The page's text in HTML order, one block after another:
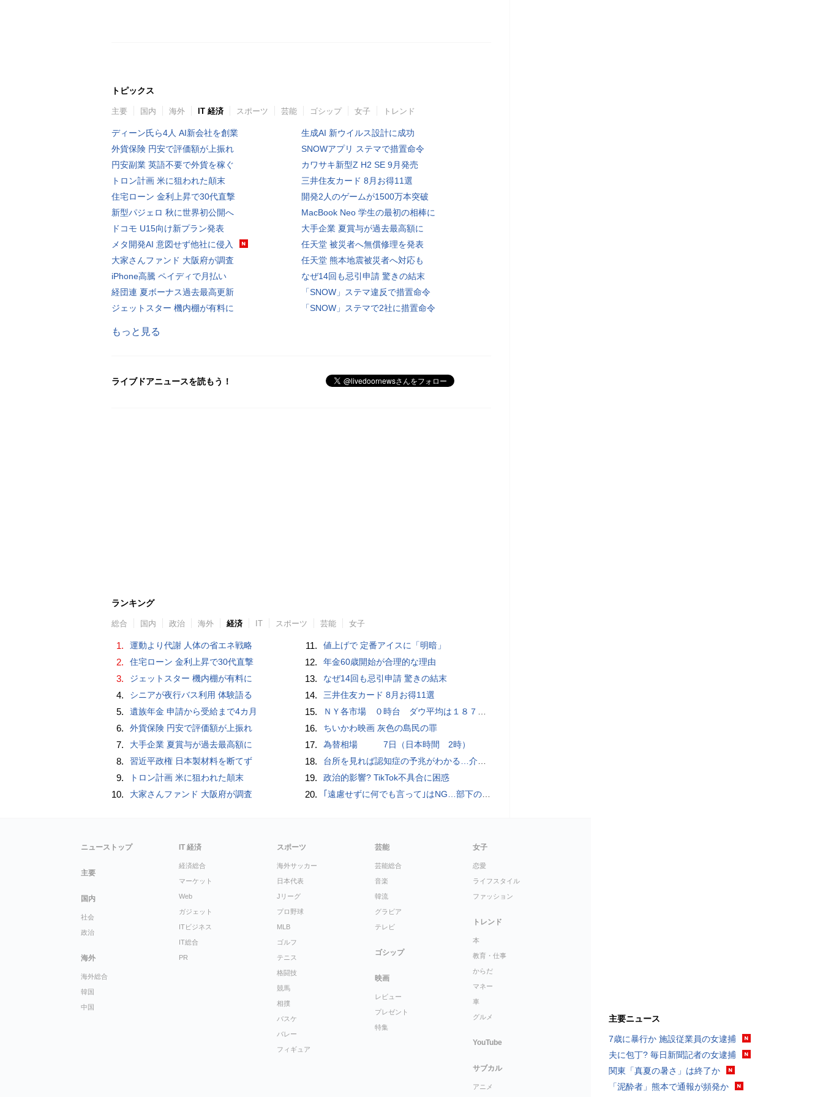
トピックス
主要 国内 海外 IT 経済 スポーツ 芸能 ゴシップ 女子 トレンド
ディーン氏ら4人 AI新会社を創業
外貨保険 円安で評価額が上振れ
円安副業 英語不要で外貨を稼ぐ
トロン計画 米に狙われた顛末
住宅ローン 金利上昇で30代直撃
新型パジェロ 秋に世界初公開へ
ドコモ U15向け新プラン発表
メタ開発AI 意図せず他社に侵入
大家さんファンド 大阪府が調査
iPhone高騰 ペイディで月払い
経団連 夏ボーナス過去最高更新
ジェットスター 機内棚が有料に
生成AI 新ウイルス設計に成功
SNOWアプリ ステマで措置命令
カワサキ新型Z H2 SE 9月発売
三井住友カード 8月お得11選
開発2人のゲームが1500万本突破
MacBook Neo 学生の最初の相棒に
大手企業 夏賞与が過去最高額に
任天堂 被災者へ無償修理を発表
任天堂 熊本地震被災者へ対応も
なぜ14回も忌引申請 驚きの結末
「SNOW」ステマ違反で措置命令
「SNOW」ステマで2社に措置命令
もっと見る
ライブドアニュースを読もう！
ランキング
総合 国内 政治 海外 経済 IT スポーツ 芸能 女子
1. 運動より代謝 人体の省エネ戦略
2. 住宅ローン 金利上昇で30代直撃
3. ジェットスター 機内棚が有料に
4. シニアが夜行バス利用 体験語る
5. 遺族年金 申請から受給まで4カ月
6. 外貨保険 円安で評価額が上振れ
7. 大手企業 夏賞与が過去最高額に
8. 習近平政権 日本製材料を断てず
9. トロン計画 米に狙われた顛末
10. 大家さんファンド 大阪府が調査
11. 値上げで 定番アイスに「明暗」
12. 年金60歳開始が合理的な理由
13. なぜ14回も忌引申請 驚きの結末
14. 三井住友カード 8月お得11選
15. ＮＹ各市場 ０時台 ダウ平均は１８７ドル安 ナスダックはプラス圏に浮上
16. ちいかわ映画 灰色の島民の罪
17. 為替相場 7日（日本時間 2時）
18. 台所を見れば認知症の予兆がわかる…介護のプロが断言｢物忘れ｣よりも早く気づける"食卓の異変"
19. 政治的影響? TikTok不具合に困惑
20. ｢遠慮せずに何でも言って｣はNG…部下の本音を引き出す｢できる上司｣が使っている"言い換えフレーズ"
主要ニュース
7歳に暴行か 施設従業員の女逮捕
夫に包丁? 毎日新聞記者の女逮捕
関東「真夏の暑さ」は終了か
「泥酔者」熊本で通報が頻発か
ニューストップ
主要
国内
社会
政治
海外
海外総合
韓国
中国
IT 経済
経済総合
マーケット
Web
ガジェット
ITビジネス
IT総合
PR
スポーツ
海外サッカー
日本代表
Jリーグ
プロ野球
MLB
ゴルフ
テニス
格闘技
競馬
相撲
バスケ
バレー
フィギュア
芸能
芸能総合
音楽
韓流
グラビア
テレビ
ゴシップ
映画
レビュー
プレゼント
特集
女子
恋愛
ライフスタイル
ファッション
トレンド
本
教育・仕事
からだ
マネー
車
グルメ
YouTube
サブカル
アニメ